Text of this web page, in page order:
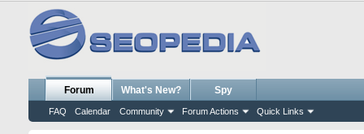
Forum
FAQ Calendar Community Forum Actions Quick Links
What's New? Spy